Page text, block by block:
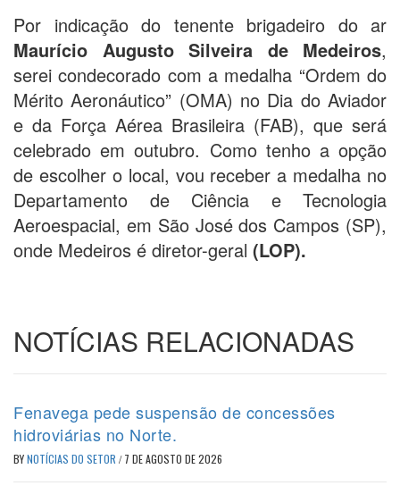
Por indicação do tenente brigadeiro do ar
Maurício Augusto Silveira de Medeiros,
serei condecorado com a medalha “Ordem do
Mérito Aeronáutico” (OMA) no Dia do Aviador
e da Força Aérea Brasileira (FAB), que será
celebrado em outubro. Como tenho a opção
de escolher o local, vou receber a medalha no
Departamento de Ciência e Tecnologia
Aeroespacial, em São José dos Campos (SP),
onde Medeiros é diretor-geral (LOP).
NOTÍCIAS RELACIONADAS
Fenavega pede suspensão de concessões
hidroviárias no Norte.
BYNOTÍCIAS DO SETOR / 7 DE AGOSTO DE 2026